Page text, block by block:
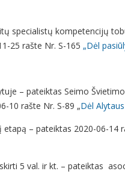
specialistų kompetencijų
25 rašte Nr. S-165 „Dėl
– pateiktas Seimo
10 rašte Nr. S-89 „Dėl
– pateiktas 2020-06-14
5 val. ir kt. – pateiktas